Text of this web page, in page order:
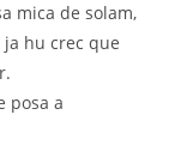
mica de solam,
hu crec que
posa a